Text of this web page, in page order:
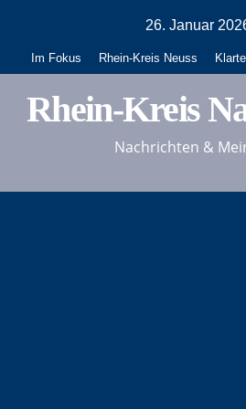
springen
26. Januar
Im Fokus Rhein-Kreis Neuss
Rhein-Kreis
Nachrichten &